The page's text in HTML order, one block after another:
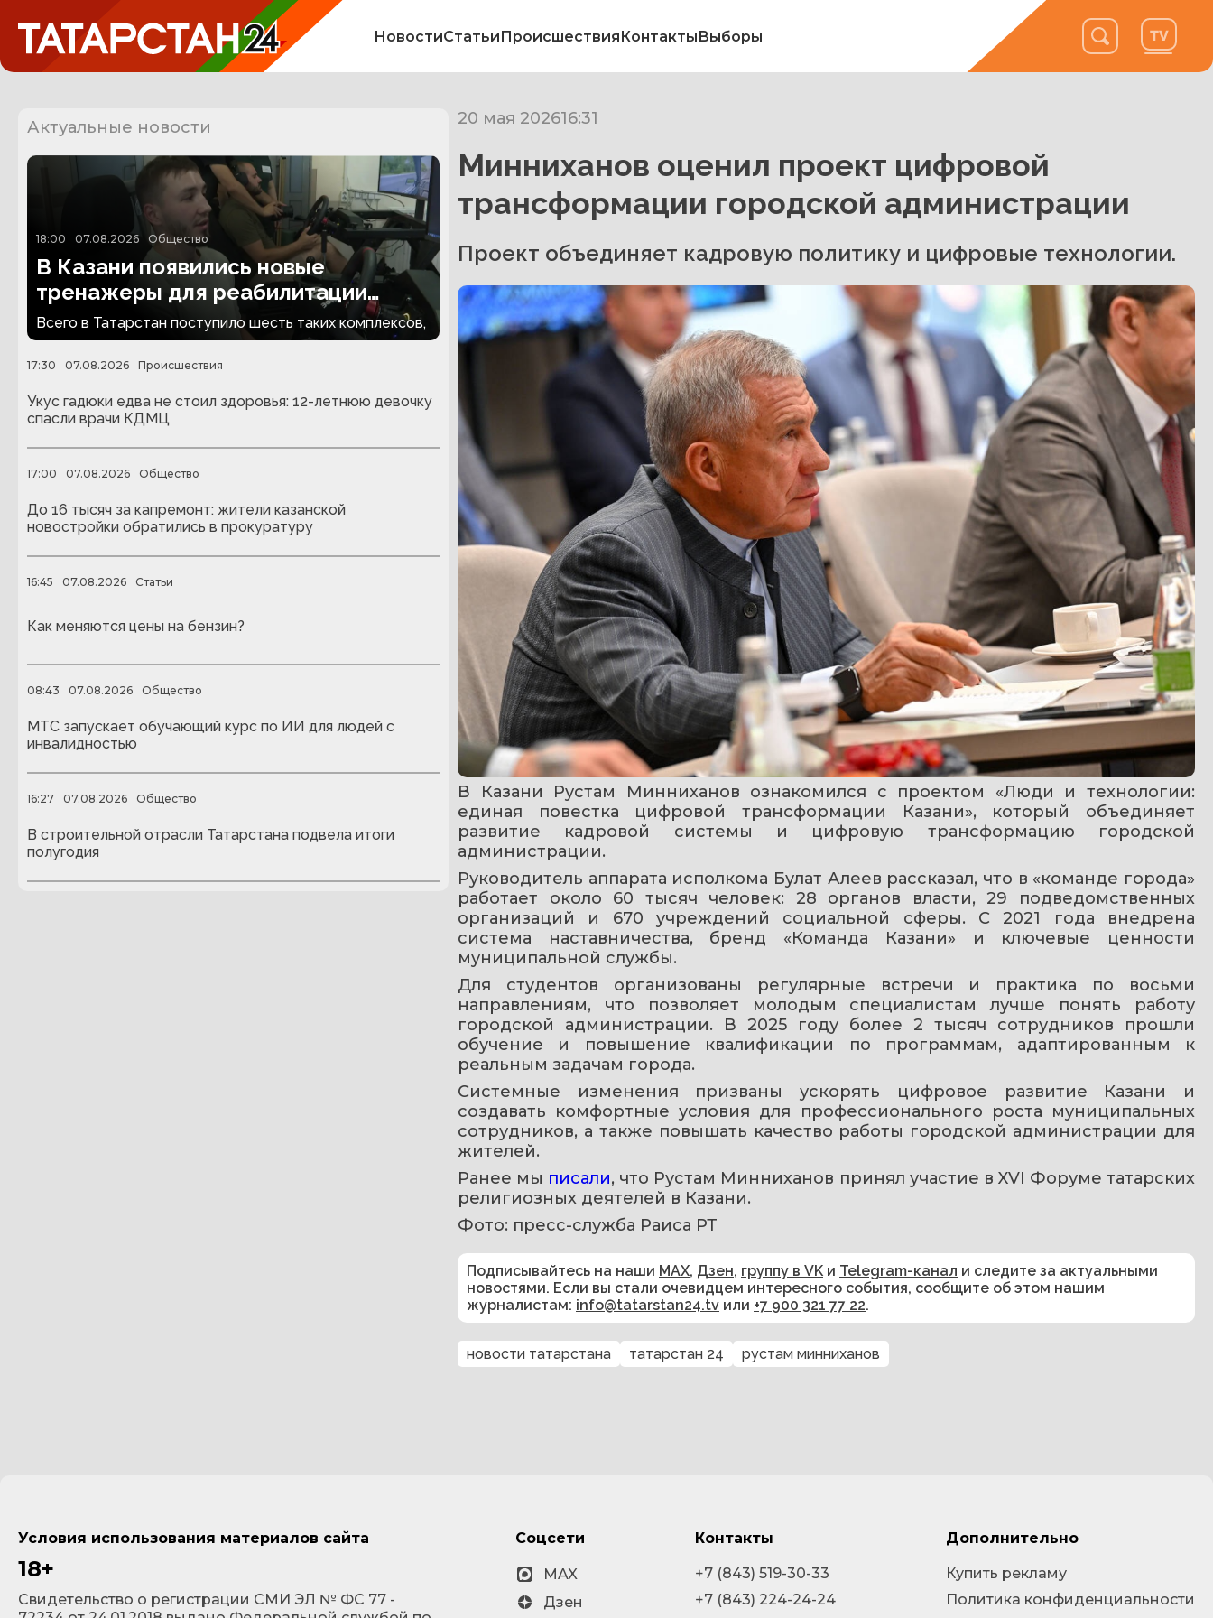
НовостиСтатьиПроисшествияКонтактыВыборы
Актуальные новости
18:00 07.08.2026 Общество
В Казани появились новые
тренажеры для реабилитации
людей с ампутациями
Всего в Татарстан поступило шесть таких комплексов,
17:30 07.08.2026 Происшествия
Укус гадюки едва не стоил здоровья: 12-летнюю девочку
спасли врачи КДМЦ
17:00 07.08.2026 Общество
До 16 тысяч за капремонт: жители казанской
новостройки обратились в прокуратуру
16:45 07.08.2026 Статьи
Как меняются цены на бензин?
08:43 07.08.2026 Общество
МТС запускает обучающий курс по ИИ для людей с
инвалидностью
16:27 07.08.2026 Общество
В строительной отрасли Татарстана подвела итоги
полугодия
20 мая 202616:31
Минниханов оценил проект цифровой
трансформации городской администрации
Проект объединяет кадровую политику и цифровые технологии.
В Казани Рустам Минниханов ознакомился с проектом «Люди и технологии:
единая повестка цифровой трансформации Казани», который объединяет
развитие кадровой системы и цифровую трансформацию городской
администрации.
Руководитель аппарата исполкома Булат Алеев рассказал, что в «команде города»
работает около 60 тысяч человек: 28 органов власти, 29 подведомственных
организаций и 670 учреждений социальной сферы. С 2021 года внедрена
система наставничества, бренд «Команда Казани» и ключевые ценности
муниципальной службы.
Для студентов организованы регулярные встречи и практика по восьми
направлениям, что позволяет молодым специалистам лучше понять работу
городской администрации. В 2025 году более 2 тысяч сотрудников прошли
обучение и повышение квалификации по программам, адаптированным к
реальным задачам города.
Системные изменения призваны ускорять цифровое развитие Казани и
создавать комфортные условия для профессионального роста муниципальных
сотрудников, а также повышать качество работы городской администрации для
жителей.
Ранее мы писали, что Рустам Минниханов принял участие в XVI Форуме татарских
религиозных деятелей в Казани.
Фото: пресс-служба Раиса РТ
Подписывайтесь на наши MAX, Дзен, группу в VK и Telegram-канал и следите за актуальными
новостями. Если вы стали очевидцем интересного события, сообщите об этом нашим
журналистам: info@tatarstan24.tv или +7 900 321 77 22.
новости татарстана татарстан 24 рустам минниханов
Условия использования материалов сайта
18+
Cвидетельство о регистрации СМИ ЭЛ № ФС 77 -
Соцсети
MAX
Дзен
Контакты
+7 (843) 519-30-33
+7 (843) 224-24-24
Дополнительно
Купить рекламу
Политика конфиденциальности